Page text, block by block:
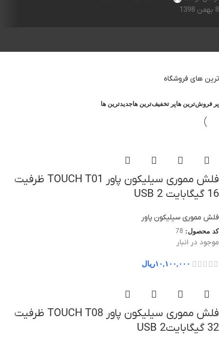
8 بهمن 1398
ترین های فروشگاه
پر فروش‌ترین هاپر تخفیف‌ترین هاجدیدترین ها
فلش مموری سیلیکون پاور TOUCH T01 ظرفیت
16 گیگابایت USB 2
فلش مموری سیلیکون پاور
کد محصول: 78
موجود در انبار
۱۰,۱۰۰,۰۰۰ریال
فلش مموری سیلیکون پاور TOUCH T08 ظرفیت
32 گیگابایتUSB 2